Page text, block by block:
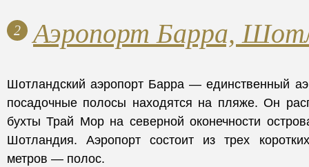
2 Аэропорт Барра,
Шотландский аэропорт Барра — единственный
посадочные полосы находятся на пляже. Он
бухты Трай Мор на северной оконечности
Шотландия. Аэропорт состоит из трех
метров — полос.